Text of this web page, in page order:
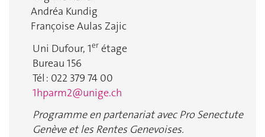
Andréa Kundig
Françoise Aulas Zajic
Uni Dufour, 1er étage
Bureau 156
Tél : 022 379 74 00
1hparm2@unige.ch
Programme en partenariat avec Pro Senectute
Genève et les Rentes Genevoises.